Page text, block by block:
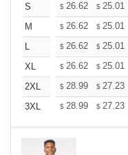
S $ 26.62 $ 25.01
M
$ 26.62 $ 25.01
L
$ 26.62 $ 25.01
XL
$ 26.62 $ 25.01
2XL
$ 28.99 $ 27.23
3XL
$ 28.99 $ 27.23